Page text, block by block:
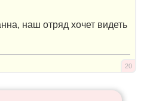
наш отряд хочет видеть
20